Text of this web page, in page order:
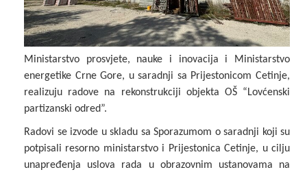
Ministarstvo prosvjete, nauke i inovacija i Ministarstvo
energetike Crne Gore, u saradnji sa Prijestonicom Cetinje,
realizuju radove na rekonstrukciji objekta OŠ “Lovćenski
partizanski odred”.
Radovi se izvode u skladu sa Sporazumom o saradnji koji su
potpisali resorno ministarstvo i Prijestonica Cetinje, u cilju
unapređenja uslova rada u obrazovnim ustanovama na